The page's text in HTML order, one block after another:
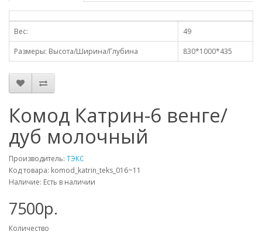
Вес:
49
Размеры: Высота/Ширина/Глубина
830*1000*435
Комод Катрин-6 венге/
дуб молочный
Производитель: ТЭКС
Код товара: komod_katrin_teks_016~11
Наличие: Есть в наличии
7500p.
Количество